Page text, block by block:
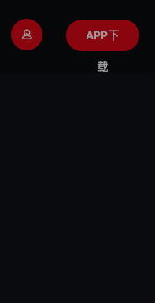
APP下
载